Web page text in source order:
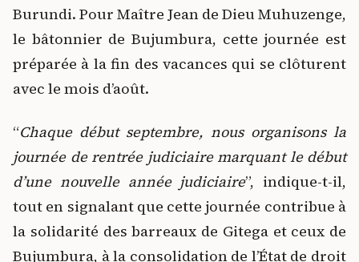
Burundi. Pour Maître Jean de Dieu Muhuzenge,
le bâtonnier de Bujumbura, cette journée est
préparée à la fin des vacances qui se clôturent
avec le mois d’août.
“Chaque début septembre, nous organisons la
journée de rentrée judiciaire marquant le début
d’une nouvelle année judiciaire”, indique-t-il,
tout en signalant que cette journée contribue à
la solidarité des barreaux de Gitega et ceux de
Bujumbura, à la consolidation de l’État de droit